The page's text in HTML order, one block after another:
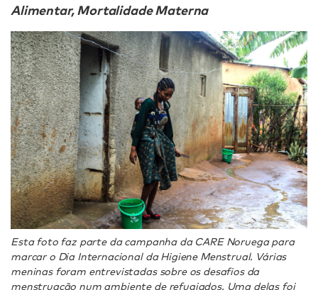
Alimentar, Mortalidade Materna
Esta foto faz parte da campanha da CARE Noruega para
marcar o Dia Internacional da Higiene Menstrual. Várias
meninas foram entrevistadas sobre os desafios da
menstruação num ambiente de refugiados. Uma delas foi